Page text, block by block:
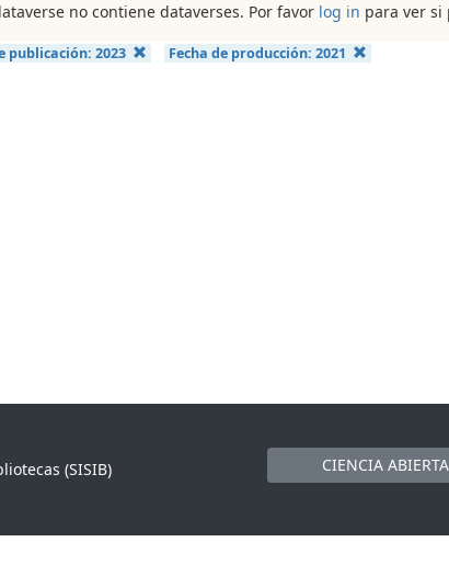
no contiene dataverses. Por favor log in para ver si
publicación: 2023 Fecha de producción:2021
(SISIB)
CIENCIA ABIERTA